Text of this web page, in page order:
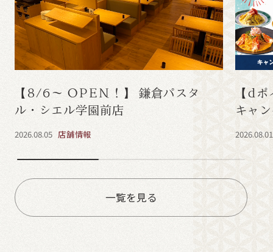
【8/6～ OPEN！】 鎌倉パスタ
ル・シエル学園前店
2026.08.05 店舗情報
【d
キャ
2026.08.01
一覧を見る